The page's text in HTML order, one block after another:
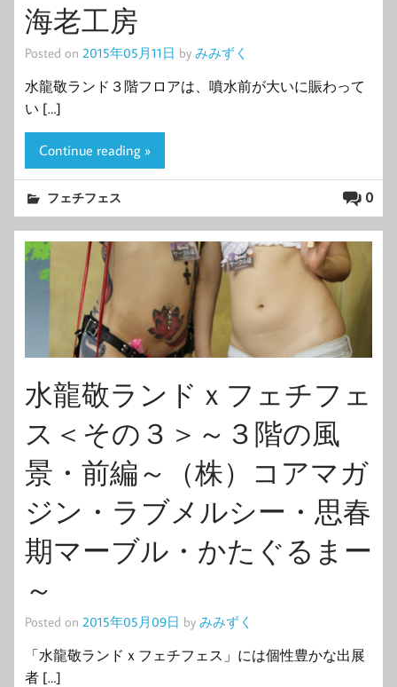
海老工房
Posted on 2015年05月11日 by みみずく
水龍敬ランド３階フロアは、噴水前が大いに賑わって
い […]
Continue reading »
0
フェチフェス
水龍敬ランドｘフェチフェ
ス＜その３＞～３階の風
景・前編～（株）コアマガ
ジン・ラブメルシー・思春
期マーブル・かたぐるまー
～
Posted on 2015年05月09日 by みみずく
「水龍敬ランドｘフェチフェス」には個性豊かな出展
者 […]